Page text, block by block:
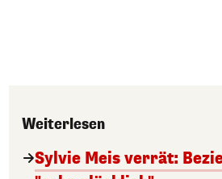
Weiterlesen
Sylvie Meis verrät: